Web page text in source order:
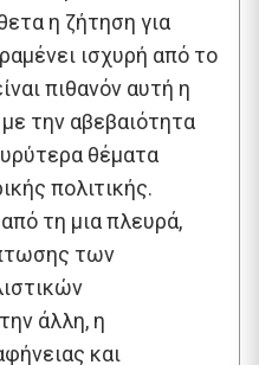
η ζήτηση για
ισχυρή από το
πιθανόν αυτή η
την αβεβαιότητα
θέματα
πολιτικής.
τη μια πλευρά,
των
άλλη, η
και